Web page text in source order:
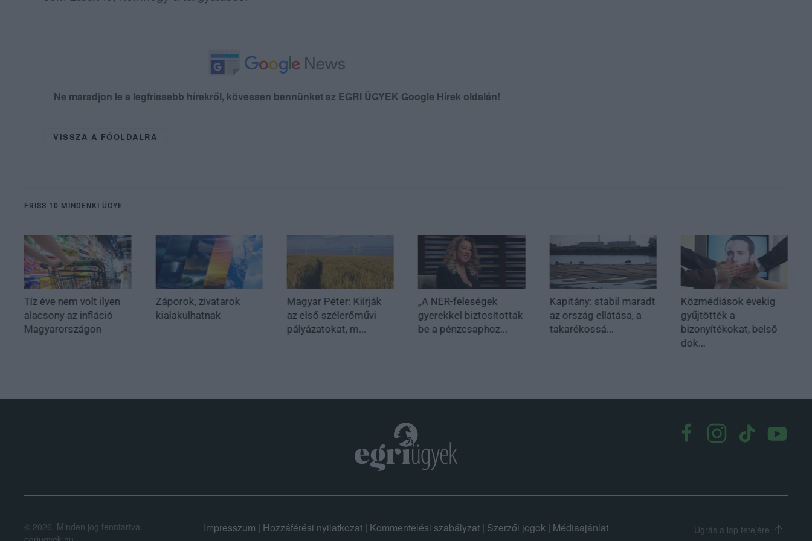
Ne maradjon le a legfrissebb hírekről, kövessen bennünket az EGRI ÜGYEK Google Hírek oldalán!
VISSZA A FŐOLDALRA
FRISS 10 MINDENKI ÜGYE
Tíz éve nem volt ilyen
alacsony az infláció
Magyarországon
Záporok, zivatarok
kialakulhatnak
Magyar Péter: Kiírják
az első szélerőművi
pályázatokat, m...
„A NER-feleségek
gyerekkel biztosították
be a pénzcsaphoz...
Kapitány: stabil maradt
az ország ellátása, a
takarékossá...
Közmédiások évekig
gyűjtötték a
bizonyítékokat, belső
dok...
© 2026. Minden jog fenntartva.
Impresszum | Hozzáférési nyilatkozat| Kommentelési szabályzat| Szerzői jogok| Médiaajánlat Ugrás a lap tetejére